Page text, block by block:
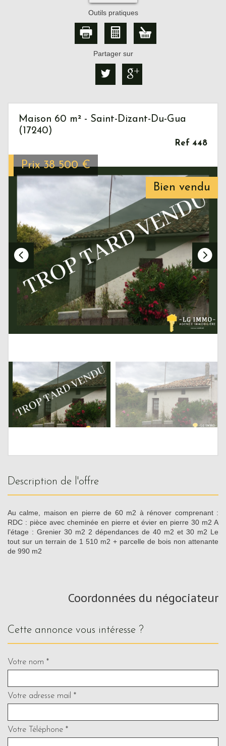
Outils pratiques
Partager sur
Bien vendu
Maison 60 m² - Saint-Dizant-Du-Gua
(17240)
Ref 448
Prix 38 500 €
description de l'offre
Au calme, maison en pierre de 60 m2 à rénover comprenant :
RDC : pièce avec cheminée en pierre et évier en pierre 30 m2 A
l’étage : Grenier 30 m2 2 dépendances de 40 m2 et 30 m2 Le
tout sur un terrain de 1 510 m2 + parcelle de bois non attenante
de 990 m2
Coordonnées du négociateur
cette annonce vous intéresse ?
Votre nom *
Votre adresse mail *
Votre Téléphone *